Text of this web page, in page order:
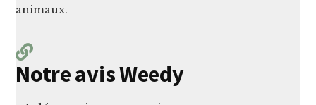
animaux.
Notre avis Weedy